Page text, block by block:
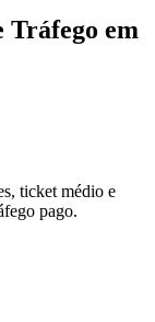
Tráfego em
ticket médio e
pago.